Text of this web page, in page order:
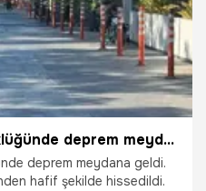
Çanakkale'de 3.9 büyüklüğünde deprem meydana geldi
deprem meydana geldi.
hafif şekilde hissedildi.